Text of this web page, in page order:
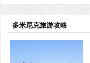
多米尼克旅游攻略